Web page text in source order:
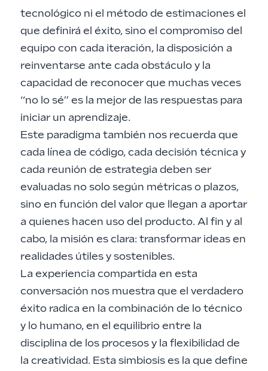
tecnológico ni el método de estimaciones el
que definirá el éxito, sino el compromiso del
equipo con cada iteración, la disposición a
reinventarse ante cada obstáculo y la
capacidad de reconocer que muchas veces
“no lo sé” es la mejor de las respuestas para
iniciar un aprendizaje.
Este paradigma también nos recuerda que
cada línea de código, cada decisión técnica y
cada reunión de estrategia deben ser
evaluadas no solo según métricas o plazos,
sino en función del valor que llegan a aportar
a quienes hacen uso del producto. Al fin y al
cabo, la misión es clara: transformar ideas en
realidades útiles y sostenibles.
La experiencia compartida en esta
conversación nos muestra que el verdadero
éxito radica en la combinación de lo técnico
y lo humano, en el equilibrio entre la
disciplina de los procesos y la flexibilidad de
la creatividad. Esta simbiosis es la que define